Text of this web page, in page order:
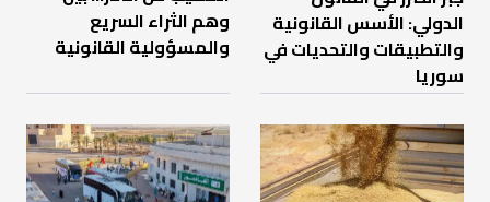
الدولي: الأسس القانونية
والتطبيقات والتحديات في
سوريا
وهم الثراء السريع
والمسؤولية القانونية